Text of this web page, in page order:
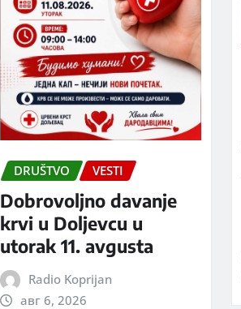
DRUŠTVO VESTI
Dobrovoljno davanje
krvi u Doljevcu u
utorak 11. avgusta
Radio Koprijan
авг 6, 2026